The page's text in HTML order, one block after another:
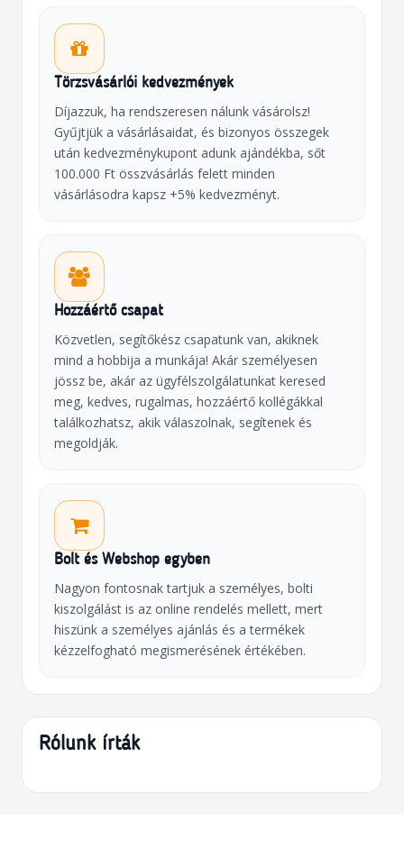
Törzsvásárlói kedvezmények
Díjazzuk, ha rendszeresen nálunk vásárolsz!
Gyűjtjük a vásárlásaidat, és bizonyos összegek
után kedvezménykupont adunk ajándékba, sőt
100.000 Ft összvásárlás felett minden
vásárlásodra kapsz +5% kedvezményt.
Hozzáértő csapat
Közvetlen, segítőkész csapatunk van, akiknek
mind a hobbija a munkája! Akár személyesen
jössz be, akár az ügyfélszolgálatunkat keresed
meg, kedves, rugalmas, hozzáértő kollégákkal
találkozhatsz, akik válaszolnak, segítenek és
megoldják.
Bolt és Webshop egyben
Nagyon fontosnak tartjuk a személyes, bolti
kiszolgálást is az online rendelés mellett, mert
hiszünk a személyes ajánlás és a termékek
kézzelfogható megismerésének értékében.
Rólunk írták